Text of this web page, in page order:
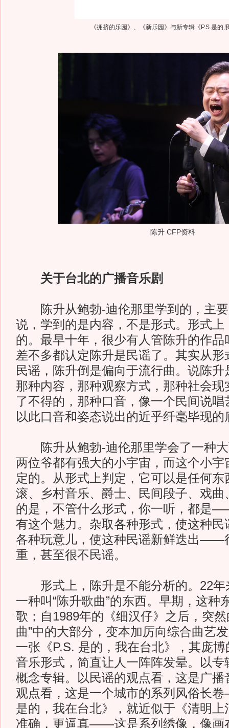
《拥挤的乐园》、《新乐园》与新专辑《P.S.是的,
陈升 CFP资料
关于台北的广播音乐剧
陈升从鲍勃-迪伦那里学到的，主要
说，学到的是内容，不是形式。形式上
的。最早十年，很少有人管陈升的作品
差不多都认定陈升是民谣了。其实从形
民谣，陈升倒是偏向于流行曲。说陈
那种内容，那种观察方式，那种社会现
了不得的，那种口音，像一个民间说
以此口音和姿态说出的近乎纤毫毕现的
陈升从鲍勃-迪伦那里学会了一种大
两位爷都有强大的小宇宙，而这个小宇
定的。从形式上判定，它可以是任何
滚、乡村音乐、爵士、民间段子、戏
的是，不管什么形式，你一听，都是
有这个魅力。杂取各种形式，使这种民
各种玩意儿，使这种民谣新鲜迭出——
重，甚至很不民谣。
形式上，陈升是不能分析的。22年
一种叫“陈升歌曲”的东西。早期，这种
歌；自1989年的《细汉仔》之后，突
曲”中的大部分，变本加厉向综合曲艺
一张《P.S. 是的，我在台北》，其庞
音乐形式，简直让人一阵阵发晕。以专
概念专辑。以民谣的观点看，这是广播
观点看，这是一个城市的系列风俗长
是的，我在台北》，就近似于《清明上
准确，更逼真——这是系列绣像，像画